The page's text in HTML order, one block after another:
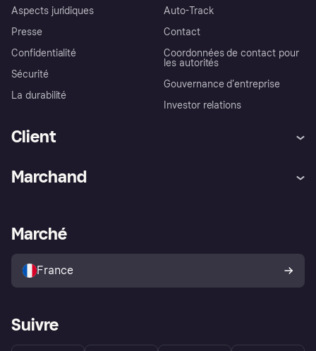
Aspects juridiques
Presse
Confidentialité
Sécurité
La durabilité
Auto-Track
Contact
Coordonnées de contact pour
les autorités
Gouvernance d’entreprise
Investor relations
Client
Explorez les magasins
Politique de protection de
l’acheteur Klarna
Marchand
Portail Marchand
Marché
France
Suivre